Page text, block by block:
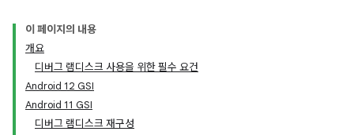
이 페이지의 내용
개요
디버그 램디스크 사용을 위한 필수 요건
Android 12 GSI
Android 11 GSI
디버그 램디스크 재구성